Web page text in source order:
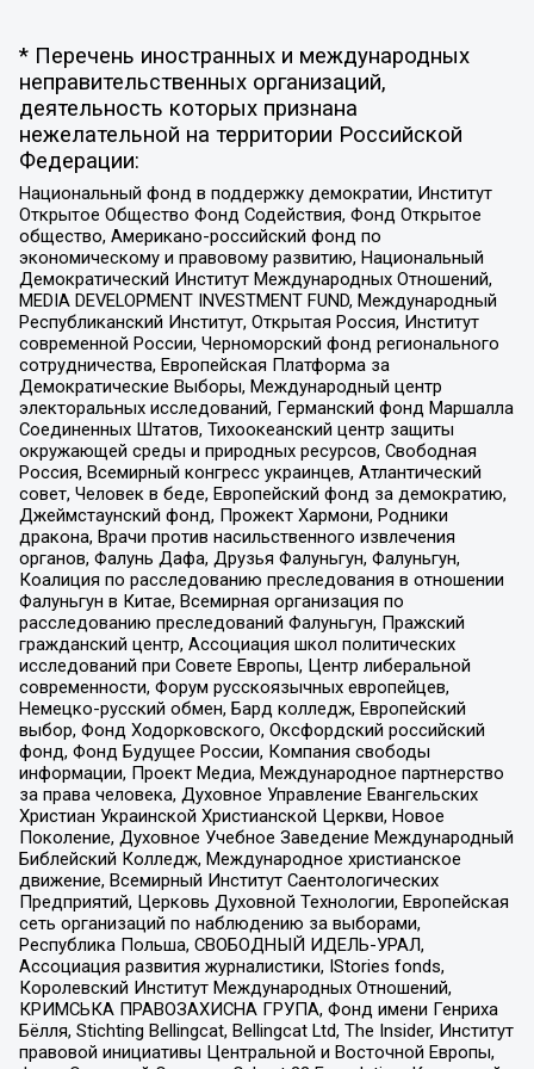
* Перечень иностранных и международных
неправительственных организаций,
деятельность которых признана
нежелательной на территории Российской
Федерации:
Национальный фонд в поддержку демократии, Институт
Открытое Общество Фонд Содействия, Фонд Открытое
общество, Американо-российский фонд по
экономическому и правовому развитию, Национальный
Демократический Институт Международных Отношений,
MEDIA DEVELOPMENT INVESTMENT FUND, Международный
Республиканский Институт, Открытая Россия, Институт
современной России, Черноморский фонд регионального
сотрудничества, Европейская Платформа за
Демократические Выборы, Международный центр
электоральных исследований, Германский фонд Маршалла
Соединенных Штатов, Тихоокеанский центр защиты
окружающей среды и природных ресурсов, Свободная
Россия, Всемирный конгресс украинцев, Атлантический
совет, Человек в беде, Европейский фонд за демократию,
Джеймстаунский фонд, Прожект Хармони, Родники
дракона, Врачи против насильственного извлечения
органов, Фалунь Дафа, Друзья Фалуньгун, Фалуньгун,
Коалиция по расследованию преследования в отношении
Фалуньгун в Китае, Всемирная организация по
расследованию преследований Фалуньгун, Пражский
гражданский центр, Ассоциация школ политических
исследований при Совете Европы, Центр либеральной
современности, Форум русскоязычных европейцев,
Немецко-русский обмен, Бард колледж, Европейский
выбор, Фонд Ходорковского, Оксфордский российский
фонд, Фонд Будущее России, Компания свободы
информации, Проект Медиа, Международное партнерство
за права человека, Духовное Управление Евангельских
Христиан Украинской Христианской Церкви, Новое
Поколение, Духовное Учебное Заведение Международный
Библейский Колледж, Международное христианское
движение, Всемирный Институт Саентологических
Предприятий, Церковь Духовной Технологии, Европейская
сеть организаций по наблюдению за выборами,
Республика Польша, СВОБОДНЫЙ ИДЕЛЬ-УРАЛ,
Ассоциация развития журналистики, IStories fonds,
Королевский Институт Международных Отношений,
КРИМСЬКА ПРАВОЗАХИСНА ГРУПА, Фонд имени Генриха
Бёлля, Stichting Bellingcat, Bellingcat Ltd, The Insider, Институт
правовой инициативы Центральной и Восточной Европы,